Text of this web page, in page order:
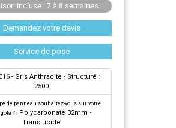
incluse : 7 à 8 semaines
Demandez votre devis
Service de pose
- Gris Anthracite - Structuré :
2500
de panneau souhaitez-vous sur votre
? : Polycarbonate 32mm -
Translucide